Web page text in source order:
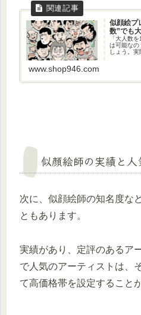
似顔絵プ
数”でも
「大人数
は可能なの
しょう。実
www.shop946.com
似顔絵師の実績と人
次に、似顔絵師の知名度な
ともあります。
実績があり、定評のあるア
で人気のアーティストは、
て高価格帯を設定すること